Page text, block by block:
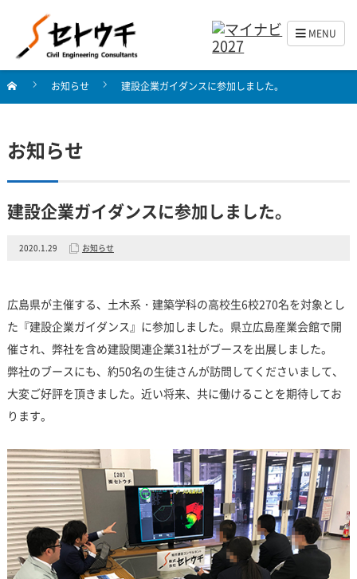
MENU
お知らせ 建設企業ガイダンスに参加しました。
お知らせ
建設企業ガイダンスに参加しました。
2020.1.29 お知らせ
広島県が主催する、土木系・建築学科の高校生6校270名を対象とし
た『建設企業ガイダンス』に参加しました。県立広島産業会館で開
催され、弊社を含め建設関連企業31社がブースを出展しました。
弊社のブースにも、約50名の生徒さんが訪問してくださいまして、
大変ご好評を頂きました。近い将来、共に働けることを期待してお
ります。